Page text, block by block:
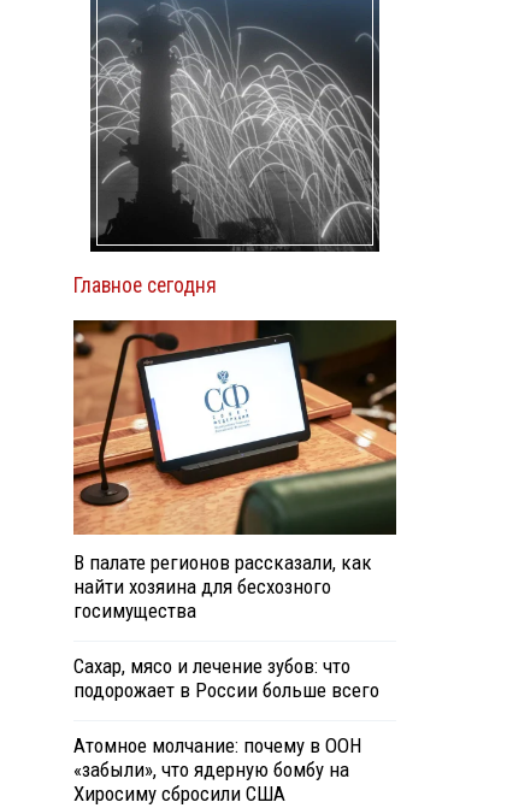
Главное сегодня
В палате регионов рассказали, как
найти хозяина для бесхозного
госимущества
Сахар, мясо и лечение зубов: что
подорожает в России больше всего
Атомное молчание: почему в ООН
«забыли», что ядерную бомбу на
Хиросиму сбросили США